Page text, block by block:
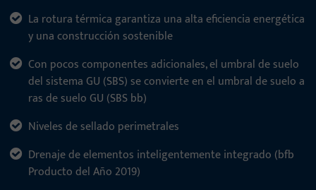
La rotura térmica garantiza una alta eficiencia energética
y una construcción sostenible
Con pocos componentes adicionales, el umbral de suelo
del sistema GU (SBS) se convierte en el umbral de suelo a
ras de suelo GU (SBS bb)
Niveles de sellado perimetrales
Drenaje de elementos inteligentemente integrado (bfb
Producto del Año 2019)